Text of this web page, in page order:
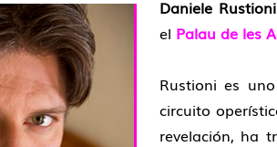
Daniele Rustioni
el Palau de les
Rustioni es
circuito
revelación, ha